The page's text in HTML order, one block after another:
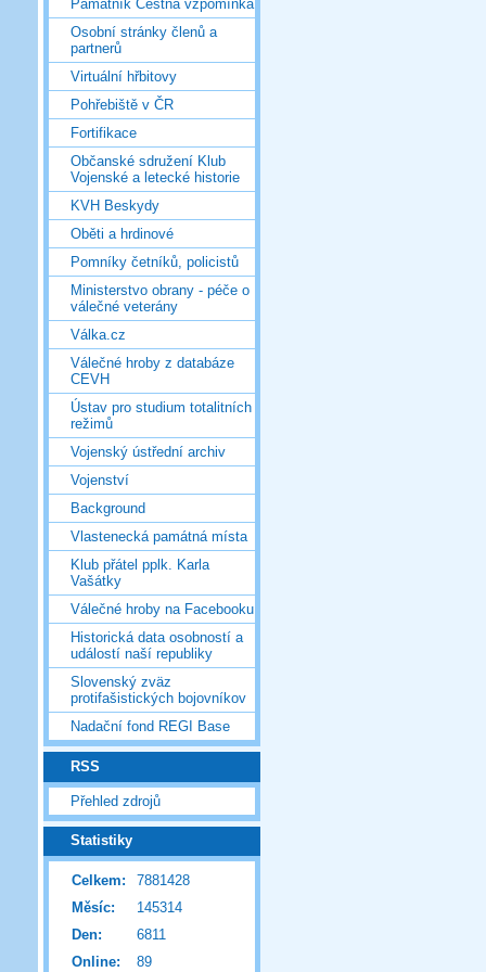
Památník Čestná vzpomínka
Osobní stránky členů a
partnerů
Virtuální hřbitovy
Pohřebiště v ČR
Fortifikace
Občanské sdružení Klub
Vojenské a letecké historie
KVH Beskydy
Oběti a hrdinové
Pomníky četníků, policistů
Ministerstvo obrany - péče o
válečné veterány
Válka.cz
Válečné hroby z databáze
CEVH
Ústav pro studium totalitních
režimů
Vojenský ústřední archiv
Vojenství
Background
Vlastenecká památná místa
Klub přátel pplk. Karla
Vašátky
Válečné hroby na Facebooku
Historická data osobností a
událostí naší republiky
Slovenský zväz
protifašistických bojovníkov
Nadační fond REGI Base
RSS
Přehled zdrojů
Statistiky
Online: 89
Celkem:
7881428
Měsíc:
145314
Den:
6811